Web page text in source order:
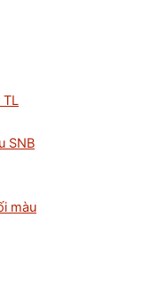
TL
SNB
màu